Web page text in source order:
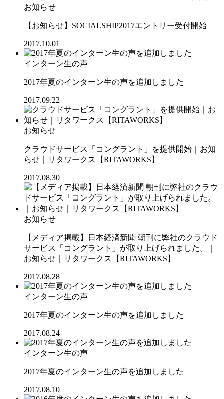
お知らせ
【お知らせ】SOCIALSHIP2017エントリー受付開始
2017.10.01
インターン生の声
2017年夏のインターン生の声を追加しました
2017.09.22
お知らせ
クラウドサービス「コングラント」を提供開始｜お知
らせ｜リタワークス【RITAWORKS】
2017.08.30
お知らせ
【メディア掲載】日本経済新聞 朝刊に弊社のクラウド
サービス「コングラント」が取り上げられました。｜
お知らせ｜リタワークス【RITAWORKS】
2017.08.28
インターン生の声
2017年夏のインターン生の声を追加しました
2017.08.24
インターン生の声
2017年夏のインターン生の声を追加しました
2017.08.10